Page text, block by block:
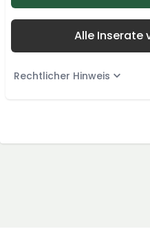
Alle Inserate
Rechtlicher Hinweis